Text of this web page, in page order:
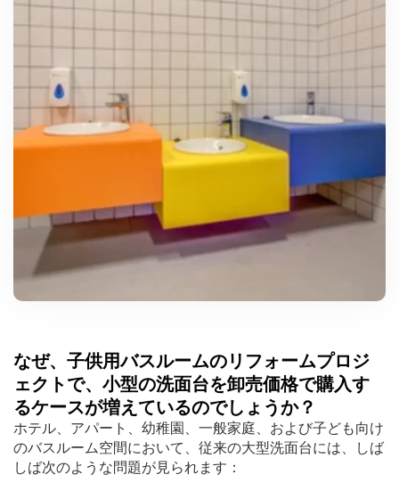
なぜ、子供用バスルームのリフォームプロジ
ェクトで、小型の洗面台を卸売価格で購入す
るケースが増えているのでしょうか？
ホテル、アパート、幼稚園、一般家庭、および子ども向け
のバスルーム空間において、従来の大型洗面台には、しば
しば次のような問題が見られます：